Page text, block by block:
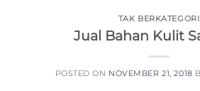
TAK BERKATEGORI
Jual Bahan Kulit
POSTED ON NOVEMBER 21, 2018